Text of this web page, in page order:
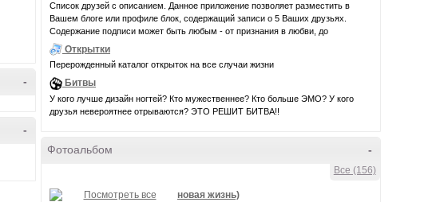
-
-
Список друзей с описанием. Данное приложение позволяет разместить в
Вашем блоге или профиле блок, содержащий записи о 5 Ваших друзьях.
Содержание подписи может быть любым - от признания в любви, до
Открытки
Перерожденный каталог открыток на все случаи жизни
Битвы
У кого лучше дизайн ногтей? Кто мужественнее? Кто больше ЭМО? У кого
друзья невероятнее отрываются? ЭТО РЕШИТ БИТВА!!
-
Фотоальбом
Все (156)
новая жизнь)